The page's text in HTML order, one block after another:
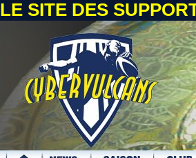
LE SITE DES